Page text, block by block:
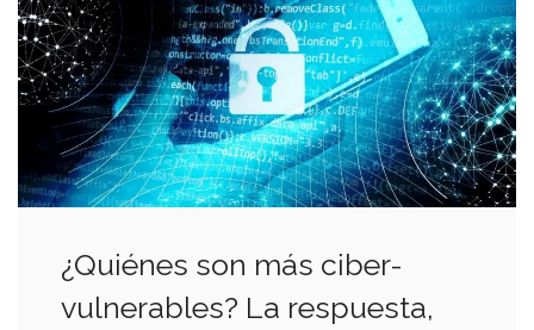
¿Quiénes son más ciber-
vulnerables? La respuesta,